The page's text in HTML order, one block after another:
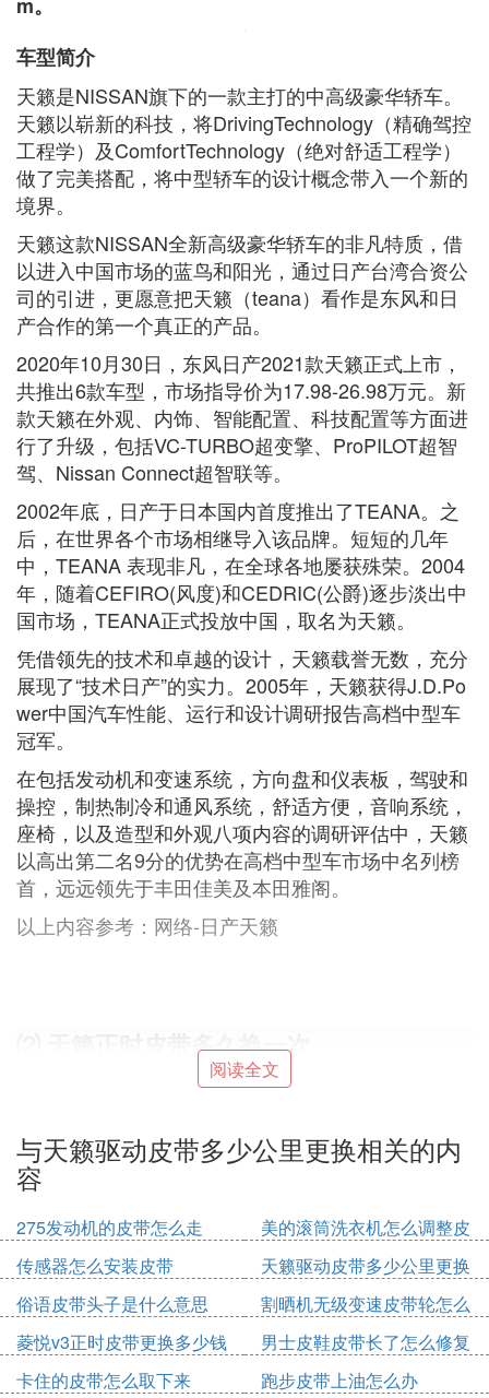
车型简介
天籁是NISSAN旗下的一款主打的中高级豪华轿车。
天籁以崭新的科技，将DrivingTechnology（精确驾控
工程学）及ComfortTechnology（绝对舒适工程学）
做了完美搭配，将中型轿车的设计概念带入一个新的
境界。
天籁这款NISSAN全新高级豪华轿车的非凡特质，借
以进入中国市场的蓝鸟和阳光，通过日产台湾合资公
司的引进，更愿意把天籁（teana）看作是东风和日
产合作的第一个真正的产品。
2020年10月30日，东风日产2021款天籁正式上市，
共推出6款车型，市场指导价为17.98-26.98万元。新
款天籁在外观、内饰、智能配置、科技配置等方面进
行了升级，包括VC-TURBO超变擎、ProPILOT超智
驾、Nissan Connect超智联等。
2002年底，日产于日本国内首度推出了TEANA。之
后，在世界各个市场相继导入该品牌。短短的几年
中，TEANA 表现非凡，在全球各地屡获殊荣。2004
年，随着CEFIRO(风度)和CEDRIC(公爵)逐步淡出中
国市场，TEANA正式投放中国，取名为天籁。
凭借领先的技术和卓越的设计，天籁载誉无数，充分
展现了“技术日产”的实力。2005年，天籁获得J.D.Po
wer中国汽车性能、运行和设计调研报告高档中型车
冠军。
在包括发动机和变速系统，方向盘和仪表板，驾驶和
操控，制热制冷和通风系统，舒适方便，音响系统，
座椅，以及造型和外观八项内容的调研评估中，天籁
以高出第二名9分的优势在高档中型车市场中名列榜
首，远远领先于丰田佳美及本田雅阁。
以上内容参考：网络-日产天籁
多久换一次
天籁正时皮带8-10万公里更换。发动机正时皮带的主
适当的时候开启或关闭以保证发动机气缸能够正常地
吸气和排气。以下是正时链条（皮带）的更换步骤：
1、将气门室盖拆开曲轴
壳拆掉；转动曲轴将曲轴转到一缸上止点将曲轴固定
镙丝拧上固定住曲轴；2、转动进排气凸轮轴凸轮轴
后端有凹槽将两根凸轮轴凹槽平衡对齐将专用工具卡
进去；3、拆下旧链条装上新链条。曲轴皮带轮也是
没有滑键的安装时皮带轮上面有一个圆孔对正链条外
壳上面的凹槽里；4、曲轴位置传感器是可以调整的
安装时要不间隙调整到位不然会报故障码；曲轴链轮
阅读全文
与天籁驱动皮带多少公里更换相关的内
容
275发动机的皮带怎么走
美的滚筒洗衣机怎么调整皮
带轮
传感器怎么安装皮带
天籁驱动皮带多少公里更换
俗语皮带头子是什么意思
割晒机无级变速皮带轮怎么
拆
菱悦v3正时皮带更换多少钱
男士皮鞋皮带长了怎么修复
卡住的皮带怎么取下来
跑步皮带上油怎么办